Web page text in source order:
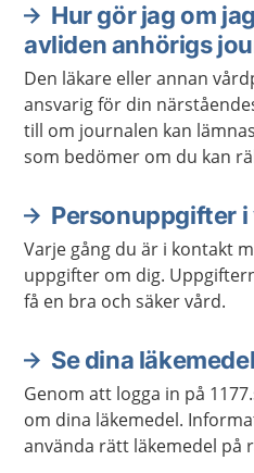
Hur gör jag om
avliden anhörigs
Den läkare eller annan
ansvarig för din
till om journalen kan
som bedömer om du kan
Personuppgifter i
Varje gång du är i kontakt
uppgifter om dig.
få en bra och säker vård.
Se dina
Genom att logga in på
om dina läkemedel.
använda rätt läkemedel på